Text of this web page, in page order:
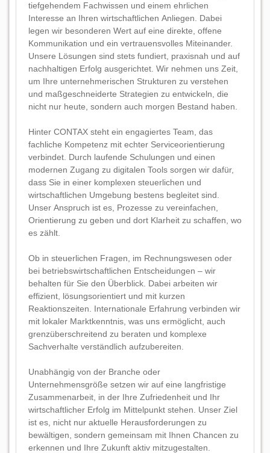
tiefgehendem Fachwissen und einem ehrlichen
Interesse an Ihren wirtschaftlichen Anliegen. Dabei
legen wir besonderen Wert auf eine direkte, offene
Kommunikation und ein vertrauensvolles Miteinander.
Unsere Lösungen sind stets fundiert, praxisnah und auf
nachhaltigen Erfolg ausgerichtet. Wir nehmen uns Zeit,
um Ihre unternehmerischen Strukturen zu verstehen
und maßgeschneiderte Strategien zu entwickeln, die
nicht nur heute, sondern auch morgen Bestand haben.
Hinter CONTAX steht ein engagiertes Team, das
fachliche Kompetenz mit echter Serviceorientierung
verbindet. Durch laufende Schulungen und einen
modernen Zugang zu digitalen Tools sorgen wir dafür,
dass Sie in einer komplexen steuerlichen und
wirtschaftlichen Umgebung bestens begleitet sind.
Unser Anspruch ist es, Prozesse zu vereinfachen,
Orientierung zu geben und dort Klarheit zu schaffen, wo
es zählt.
Ob in steuerlichen Fragen, im Rechnungswesen oder
bei betriebswirtschaftlichen Entscheidungen – wir
behalten für Sie den Überblick. Dabei arbeiten wir
effizient, lösungsorientiert und mit kurzen
Reaktionszeiten. Internationale Erfahrung verbinden wir
mit lokaler Marktkenntnis, was uns ermöglicht, auch
grenzüberschreitend zu beraten und komplexe
Sachverhalte verständlich aufzubereiten.
Unabhängig von der Branche oder
Unternehmensgröße setzen wir auf eine langfristige
Zusammenarbeit, in der Ihre Zufriedenheit und Ihr
wirtschaftlicher Erfolg im Mittelpunkt stehen. Unser Ziel
ist es, nicht nur aktuelle Herausforderungen zu
bewältigen, sondern gemeinsam mit Ihnen Chancen zu
erkennen und Ihre Zukunft aktiv mitzugestalten.